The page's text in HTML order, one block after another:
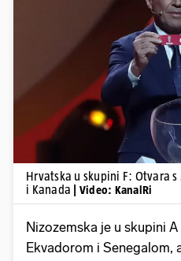
Pokretanje
Hrvatska u skupini F: Otvara
i Kanada
| Video: KanalRi
Nizozemska je u skupini
Ekvadorom i Senegalom,